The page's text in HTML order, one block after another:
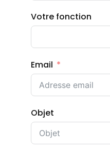
Votre fonction
Email
Objet